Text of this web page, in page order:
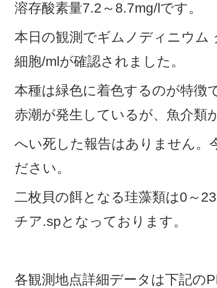
溶存酸素量7.2～8.7mg/lです。
本日の観測でギムノディニウム
細胞/mlが確認されました。
本種は緑色に着色するのが特徴
赤潮が発生しているが、魚介類
へい死した報告はありません。
ださい。
二枚貝の餌となる珪藻類は0～
チア.spとなっております。
各観測地点詳細データは下記の